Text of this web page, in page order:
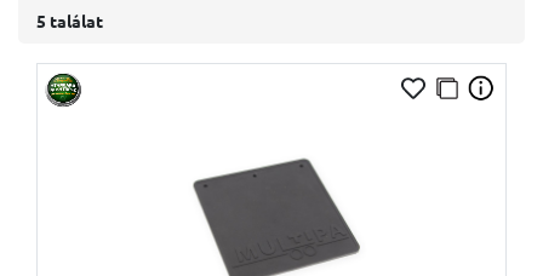
5 találat